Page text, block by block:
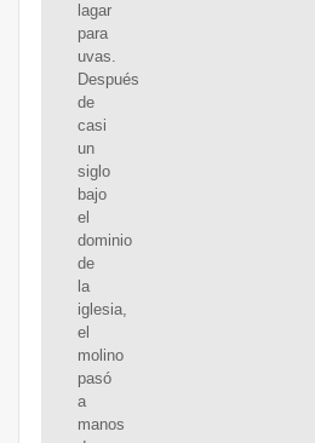
lagar
para
uvas.
Después
de
casi
un
siglo
bajo
el
dominio
de
la
iglesia,
el
molino
pasó
a
manos